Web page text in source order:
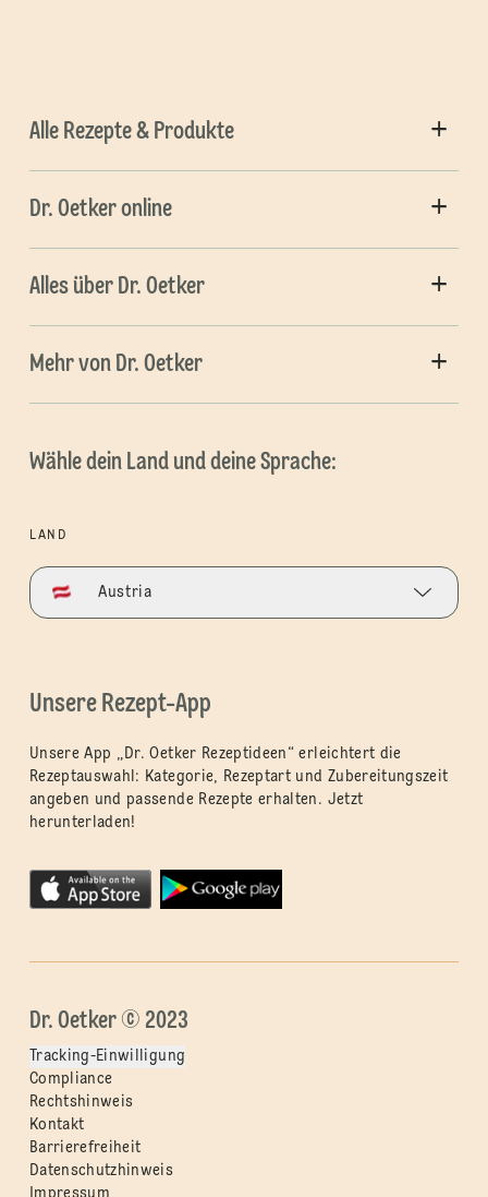
Alle Rezepte & Produkte
Dr. Oetker online
Alles über Dr. Oetker
Mehr von Dr. Oetker
Wähle dein Land und deine Sprache:
LAND
Austria
Unsere Rezept-App
Unsere App „Dr. Oetker Rezeptideen“ erleichtert die
Rezeptauswahl: Kategorie, Rezeptart und Zubereitungszeit
angeben und passende Rezepte erhalten. Jetzt
herunterladen!
Dr. Oetker © 2023
Tracking-Einwilligung
Compliance
Rechtshinweis
Kontakt
Barrierefreiheit
Datenschutzhinweis